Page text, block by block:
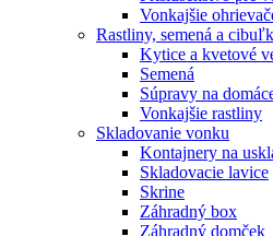
Vonkajšie
Rastliny, semená a
Kytice a kvetové
Semená
Súpravy na
Vonkajšie rastliny
Skladovanie vonku
Kontajnery na
Skladovacie lavice
Skrine
Záhradný box
Záhradný domček